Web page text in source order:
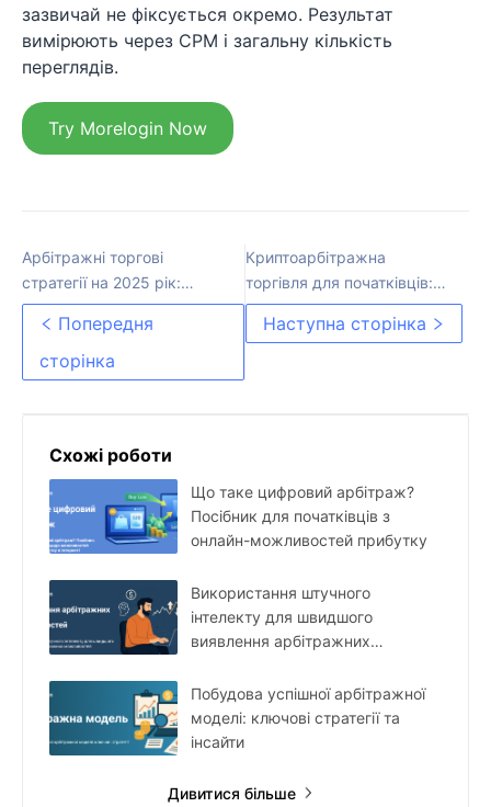
зазвичай не фіксується окремо. Результат
вимірюють через CPM і загальну кількість
переглядів.
Try Morelogin Now
Арбітражні торгові
стратегії на 2025 рік:
тренди та інструменти, за
якими варто стежити
Попередня
сторінка
Криптоарбітражна
торгівля для початківців:
як почати
Наступна сторінка
Схожі роботи
Що таке цифровий арбітраж?
Посібник для початківців з
онлайн-можливостей прибутку
Використання штучного
інтелекту для швидшого
виявлення арбітражних
Побудова успішної арбітражної
моделі: ключові стратегії та
інсайти
Дивитися більше